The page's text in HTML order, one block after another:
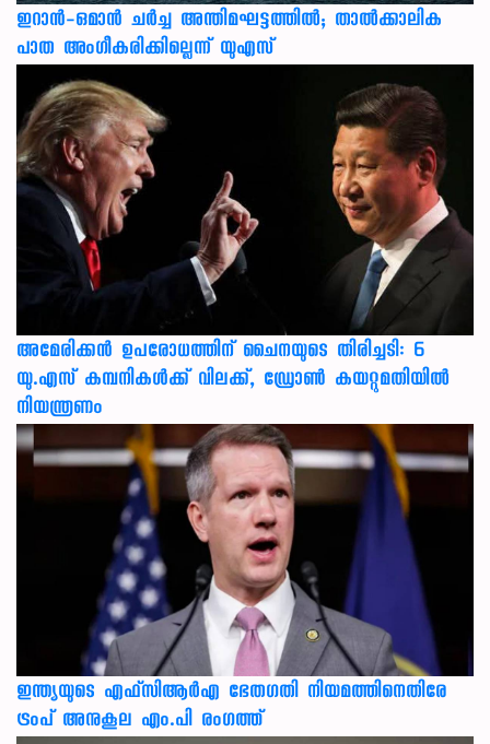
ഇറാന്‍-ഒമാന്‍ ചര്‍ച്ച അന്തിമഘട്ടത്തില്‍; താല്‍ക്കാലിക
പാത അംഗീകരിക്കില്ലെന്ന് യുഎസ്
അമേരിക്കൻ ഉപരോധത്തിന് ചൈനയുടെ തിരിച്ചടി: 6
യു.എസ് കമ്പനികൾക്ക് വിലക്ക്, ഡ്രോൺ കയറ്റുമതിയിൽ
നിയന്ത്രണം
ഇന്ത്യയുടെ എഫ്‌സിആര്‍എ ഭേതഗതി നിയമത്തിനെതിരേ
ട്രംപ് അനുകൂല എം.പി രംഗത്ത്